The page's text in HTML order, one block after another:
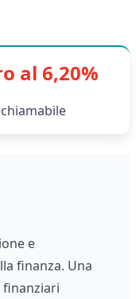
al 6,20%
e
finanza. Una